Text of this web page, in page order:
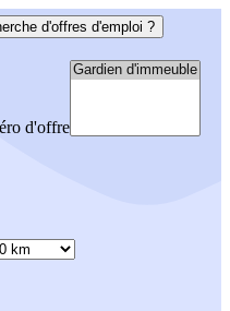
d'offres d'emploi ?
d'offre